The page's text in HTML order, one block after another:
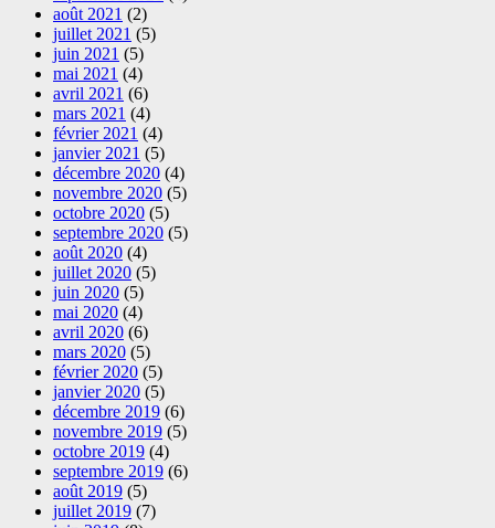
août 2021 (2)
juillet 2021 (5)
juin 2021 (5)
mai 2021 (4)
avril 2021 (6)
mars 2021 (4)
février 2021 (4)
janvier 2021 (5)
décembre 2020 (4)
novembre 2020 (5)
octobre 2020 (5)
septembre 2020 (5)
août 2020 (4)
juillet 2020 (5)
juin 2020 (5)
mai 2020 (4)
avril 2020 (6)
mars 2020 (5)
février 2020 (5)
janvier 2020 (5)
décembre 2019 (6)
novembre 2019 (5)
octobre 2019 (4)
septembre 2019 (6)
août 2019 (5)
juillet 2019 (7)